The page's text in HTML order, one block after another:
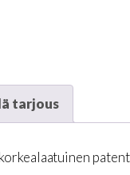
tarjous